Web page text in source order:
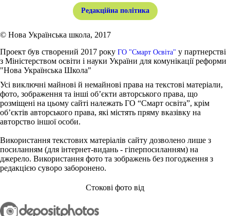
Редакційна політика
© Нова Українська школа, 2017
Проект був створений 2017 року ГО "Смарт Освіта" у партнерстві
з Міністерством освіти і науки України для комунікації реформи
"Нова Українська Школа"
Усі виключні майнові й немайнові права на текстові матеріали,
фото, зображення та інші об’єкти авторського права, що
розміщені на цьому сайті належать ГО “Смарт освіта”, крім
об’єктів авторського права, які містять пряму вказівку на
авторство іншої особи.
Використання текстових матеріалів сайту дозволено лише з
посиланням (для інтернет-видань - гіперпосиланням) на
джерело. Використання фото та зображень без погодження з
редакцією суворо заборонено.
Стокові фото від